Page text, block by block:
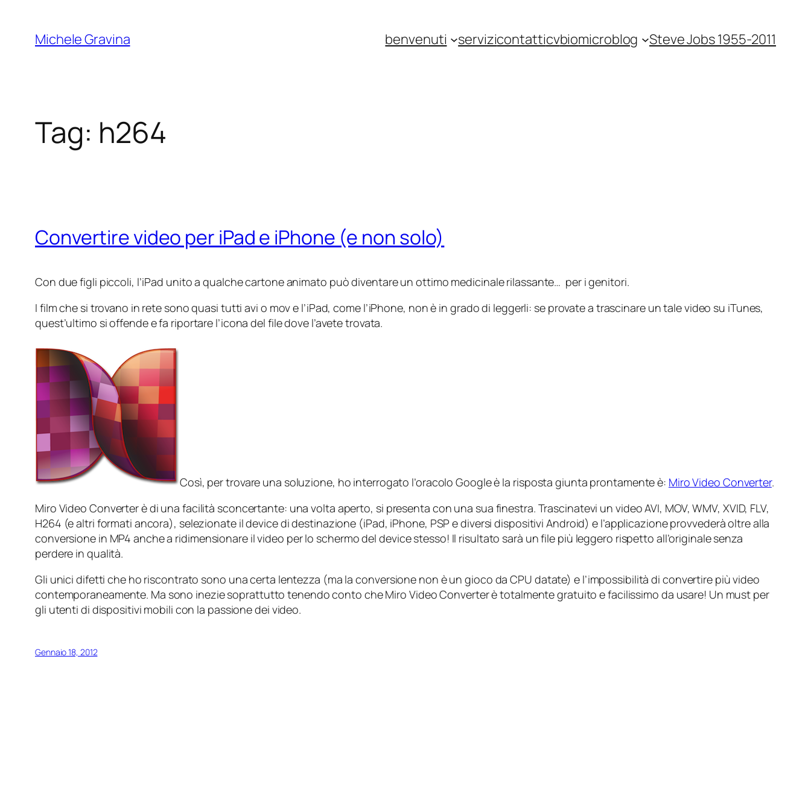
contenuto
Michele Gravina benvenuti servizicontatticvbiomicroblog Steve Jobs 1955-2011
Tag: h264
Convertire video per iPad e iPhone (e non solo)
Con due figli piccoli, l’iPad unito a qualche cartone animato può diventare un ottimo medicinale rilassante… per i genitori.
I film che si trovano in rete sono quasi tutti avi o mov e l’iPad, come l’iPhone, non è in grado di leggerli: se provate a trascinare un tale video su iTunes,
quest’ultimo si offende e fa riportare l’icona del file dove l’avete trovata.
Così, per trovare una soluzione, ho interrogato l’oracolo Google è la risposta giunta prontamente è: Miro Video Converter.
Miro Video Converter è di una facilità sconcertante: una volta aperto, si presenta con una sua finestra. Trascinatevi un video AVI, MOV, WMV, XVID, FLV,
H264 (e altri formati ancora), selezionate il device di destinazione (iPad, iPhone, PSP e diversi dispositivi Android) e l’applicazione provvederà oltre alla
conversione in MP4 anche a ridimensionare il video per lo schermo del device stesso! Il risultato sarà un file più leggero rispetto all’originale senza
perdere in qualità.
Gli unici difetti che ho riscontrato sono una certa lentezza (ma la conversione non è un gioco da CPU datate) e l’impossibilità di convertire più video
contemporaneamente. Ma sono inezie soprattutto tenendo conto che Miro Video Converter è totalmente gratuito e facilissimo da usare! Un must per
gli utenti di dispositivi mobili con la passione dei video.
Gennaio 18, 2012